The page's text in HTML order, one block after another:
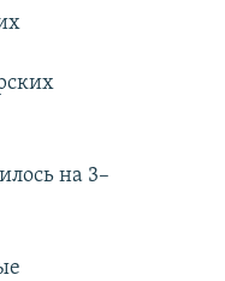
на 3–